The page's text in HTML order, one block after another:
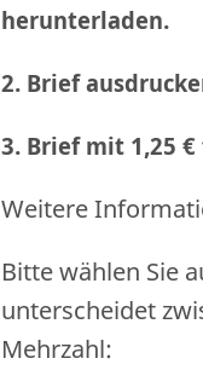
herunterladen.
2. Brief
3. Brief mit 1,25
Weitere
Bitte wählen Sie
unterscheidet
Mehrzahl: